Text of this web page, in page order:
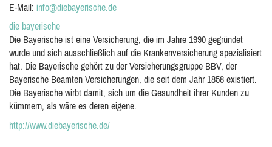
E-Mail: info@diebayerische.de
die bayerische
Die Bayerische ist eine Versicherung, die im Jahre 1990 gegründet
wurde und sich ausschließlich auf die Krankenversicherung spezialisiert
hat. Die Bayerische gehört zu der Versicherungsgruppe BBV, der
Bayerische Beamten Versicherungen, die seit dem Jahr 1858 existiert.
Die Bayerische wirbt damit, sich um die Gesundheit ihrer Kunden zu
kümmern, als wäre es deren eigene.
http://www.diebayerische.de/